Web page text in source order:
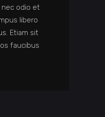
nec odio et
libero
Etiam sit
faucibus